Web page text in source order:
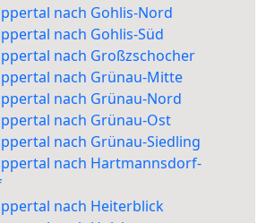
nach Gohlis-Nord
nach Gohlis-Süd
nach Großzschocher
nach Grünau-Mitte
nach Grünau-Nord
nach Grünau-Ost
nach Grünau-Siedling
nach Hartmannsdorf-
nach Heiterblick